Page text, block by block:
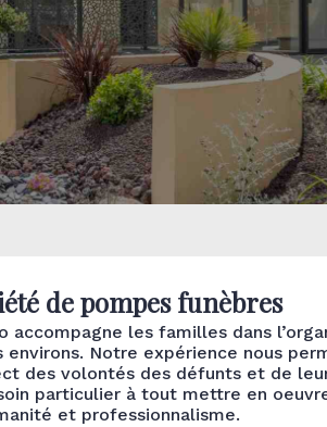
de pompes funèbres
accompagne les familles dans
Notre expérience nous
des volontés des défunts et de
particulier à tout mettre en
et professionnalisme.